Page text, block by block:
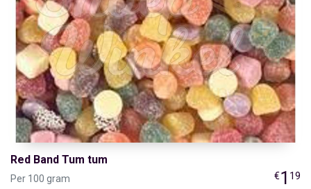
Red Band Tum tum
Per 100 gram €1 19